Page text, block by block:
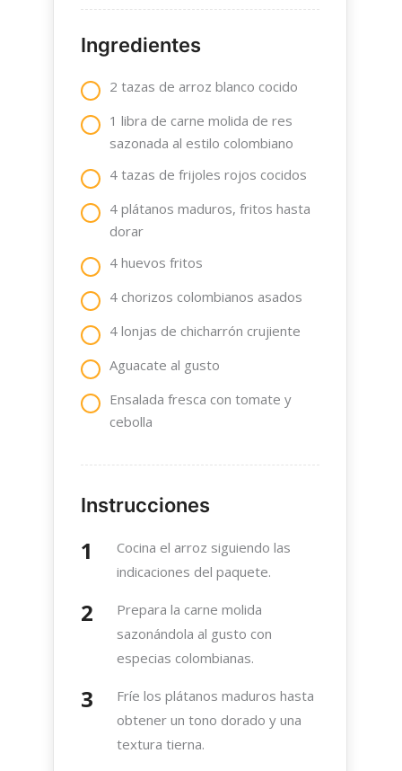
Ingredientes
2 tazas de arroz blanco cocido
1 libra de carne molida de res
sazonada al estilo colombiano
4 tazas de frijoles rojos cocidos
4 plátanos maduros, fritos hasta
dorar
4 huevos fritos
4 chorizos colombianos asados
4 lonjas de chicharrón crujiente
Aguacate al gusto
Ensalada fresca con tomate y
cebolla
Instrucciones
Cocina el arroz siguiendo las
indicaciones del paquete.
Prepara la carne molida
sazonándola al gusto con
especias colombianas.
Fríe los plátanos maduros hasta
obtener un tono dorado y una
textura tierna.